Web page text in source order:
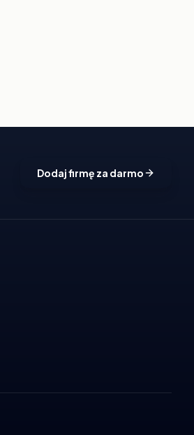
Dodaj firmę za darmo